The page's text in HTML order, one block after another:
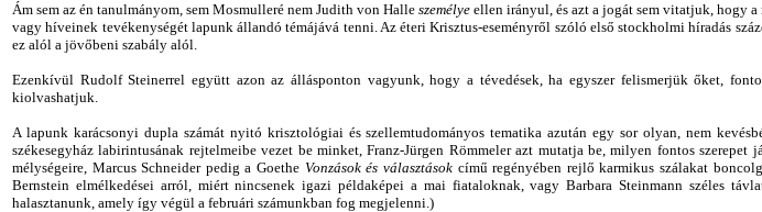
Ám sem az én tanulmányom, sem Mosmulleré nem Judith von Halle személye ellen irányul, és azt a jogát sem vitatjuk, hogy
vagy híveinek tevékenységét lapunk állandó témájává tenni. Az éteri Krisztus-eseményről szóló első stockholmi híradás
ez alól a jövőbeni szabály alól.
Ezenkívül Rudolf Steinerrel együtt azon az állásponton vagyunk, hogy a tévedések, ha egyszer felismerjük őket,
kiolvashatjuk.
A lapunk karácsonyi dupla számát nyitó krisztológiai és szellemtudományos tematika azután egy sor olyan, nem
székesegyház labirintusának rejtelmeibe vezet be minket, Franz-Jürgen Römmeler azt mutatja be, milyen fontos
mélységeire, Marcus Schneider pedig a Goethe Vonzások és választásokcímű regényében rejlő karmikus szálakat
Bernstein elmélkedései arról, miért nincsenek igazi példaképei a mai fiataloknak, vagy Barbara Steinmann széles
halasztanunk, amely így végül a februári számunkban fog megjelenni.)